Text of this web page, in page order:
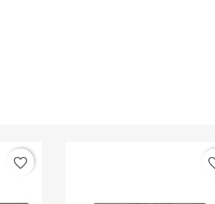
favorite_border